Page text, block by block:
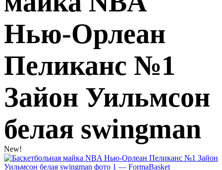
Нью-Орлеан
Пеликанс №1
Зайон Уильмсон
белая swingman
New!